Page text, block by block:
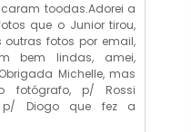
toodas.Adorei a
que o Junior tirou,
fotos por email,
bem lindas, amei,
Michelle, mas
fotógrafo, p/ Rossi
p/ Diogo que fez a